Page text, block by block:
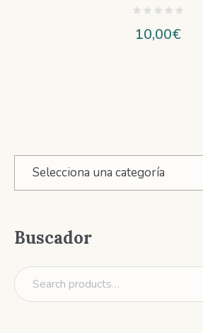
10,00€
Selecciona una categoría
Buscador